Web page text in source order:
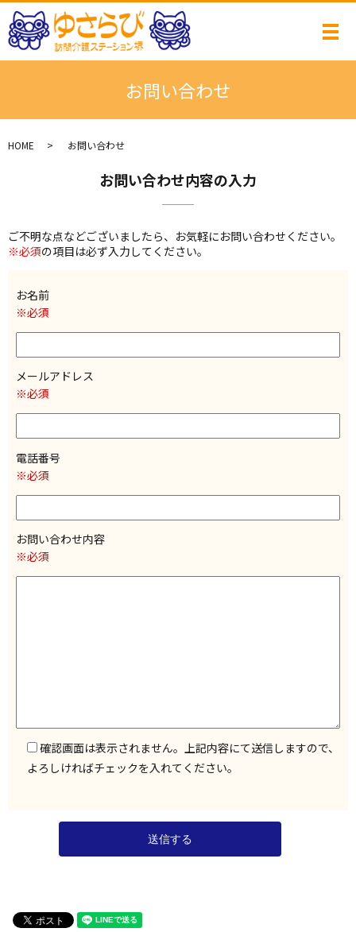
メ
お問い合わせ
HOME お問い合わせ
お問い合わせ内容の入力
ご不明な点などございましたら、お気軽にお問い合わせください。
※必須の項目は必ず入力してください。
お名前
※必須
メールアドレス
※必須
電話番号
※必須
お問い合わせ内容
※必須
確認画面は表示されません。上記内容にて送信しますので、
よろしければチェックを入れてください。